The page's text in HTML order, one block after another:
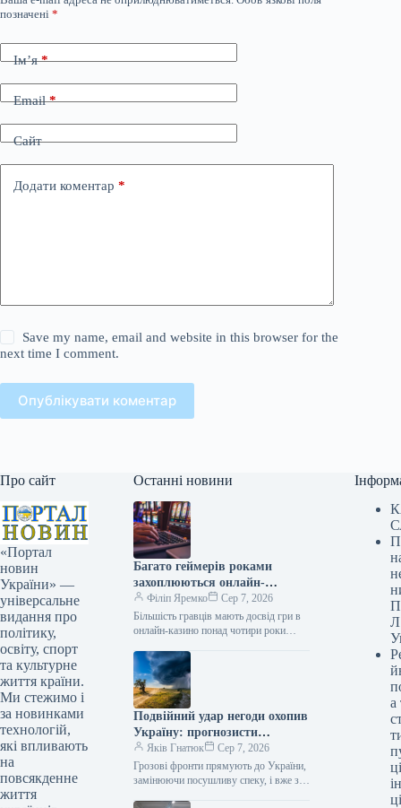
позначені *
Ім’я*
Email*
Сайт
Додати коментар *
Save my name, email and website in this browser for the
next time I comment.
Опублікувати коментар
Про сайт
«Портал
новин
України» —
універсальне
видання про
політику,
освіту, спорт
та культурне
життя країни.
Ми стежимо і
за новинками
технологій,
які впливають
на
повсякденне
життя
Останні новини
Багато геймерів роками
захоплюються онлайн-
розвагами, часто більше
чотирьох років.
Філіп Яремко
Сер 7, 2026
Більшість гравців мають досвід гри в
онлайн-казино понад чотири роки
Укрінформ Майже 56% учасників
опитування ринку азартних…
Подвійний удар негоди охопив
Україну: прогнозисти
попереджають і вказують
найризикованіші дні (карта)
Яків Гнатюк
Сер 7, 2026
Грозові фронти прямують до України,
замінюючи посушливу спеку, і вже з 8
Л
а
ці